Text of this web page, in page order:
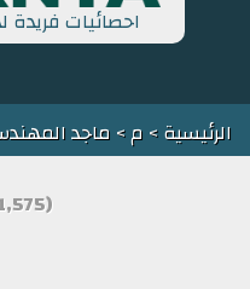
احصائيات
الرئيسية> م> ماجد
(1,575) مشاهدة